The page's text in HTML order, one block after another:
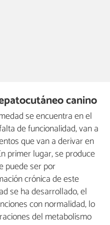
canino
se encuentra en el
de funcionalidad, van a
que van a derivar en
primer lugar, se produce
puede ser por
crónica de este
se ha desarrollado, el
con normalidad, lo
del metabolismo